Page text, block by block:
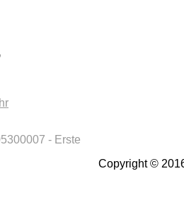
- Erste
Copyright ©